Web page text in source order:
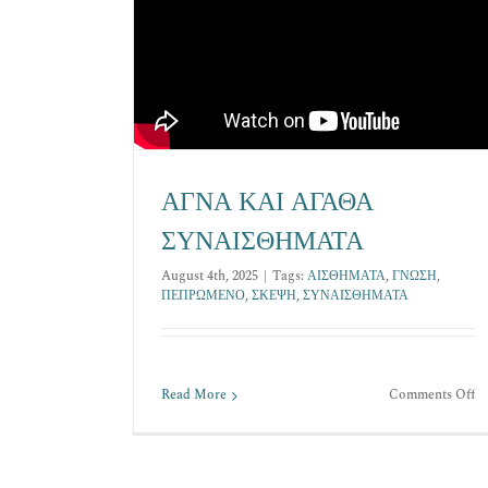
ΑΓΝΑ ΚΑΙ ΑΓΑΘΑ
ΣΥΝΑΙΣΘΗΜΑΤΑ
August 4th, 2025 | Tags: ΑΙΣΘΗΜΑΤΑ,ΓΝΩΣΗ,
ΠΕΠΡΩΜΕΝΟ,ΣΚΕΨΗ,ΣΥΝΑΙΣΘΗΜΑΤΑ
Read More Comments Offon